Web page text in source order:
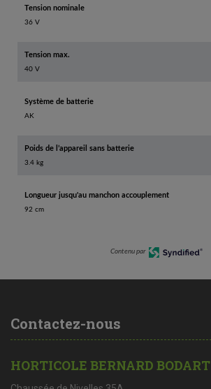
Tension nominale
36 V
Tension max.
40 V
Système de batterie
AK
Poids de l’appareil sans batterie
3.4 kg
Longueur jusqu'au manchon accouplement
92 cm
Contenu par
Contactez-nous
HORTICOLE BERNARD BODART